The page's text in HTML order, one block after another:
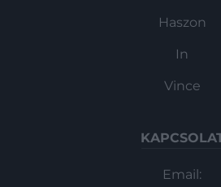
Haszon
In
Vince
Email: